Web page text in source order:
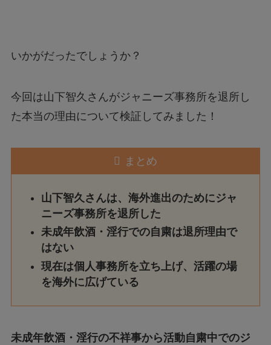
いかがだったでしょうか？
今回は山下智久さんがジャニーズ事務所を退所し
た本当の理由について検証してみました！
まとめ
山下智久さんは、海外進出のためにジャ
ニーズ事務所を退所した
未成年飲酒・淫行での自粛は退所理由で
はない
現在は個人事務所を立ち上げ、活躍の場
を海外に広げている
未成年飲酒・淫行の不祥事から活動自粛中でのジ